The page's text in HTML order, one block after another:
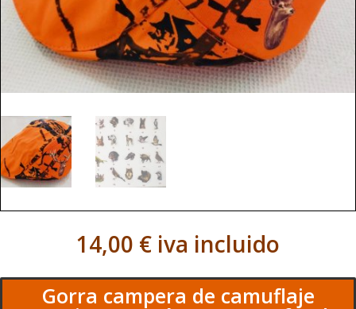
14,00 € iva incluido
Gorra campera de camuflaje